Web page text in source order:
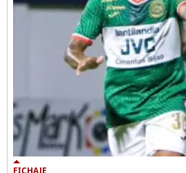
FICHAJE